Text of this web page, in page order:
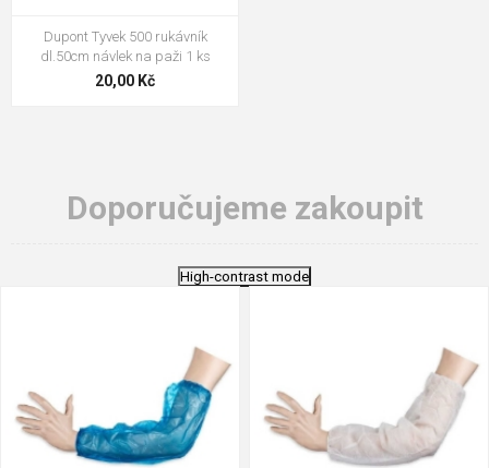
Dupont Tyvek 500 rukávník
dl.50cm návlek na paži 1 ks
20,00 Kč
Doporučujeme zakoupit
High-contrast mode